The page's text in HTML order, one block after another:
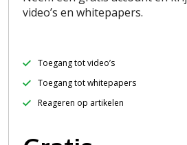
video’s en whitepapers.
Toegang tot video’s
Toegang tot whitepapers
Reageren op artikelen